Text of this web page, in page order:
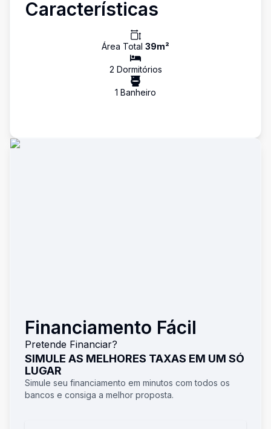
Características
Área Total 39m²
2 Dormitórios
1 Banheiro
Financiamento Fácil
Pretende Financiar?
SIMULE AS MELHORES TAXAS EM UM SÓ
LUGAR
Simule seu financiamento em minutos com todos os
bancos e consiga a melhor proposta.